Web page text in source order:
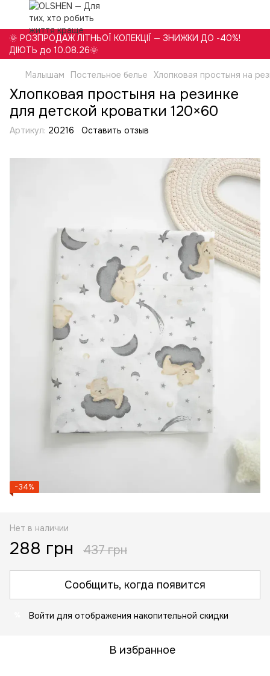
🌞 РОЗПРОДАЖ ЛІТНЬОЇ КОЛЕКЦІЇ — ЗНИЖКИ ДО -40%!
ДІЮТЬ до 10.08.26🌞
Малышам Постельное белье Хлопковая простыня на
Хлопковая простыня на резинке
для детской кроватки 120×60
Артикул: 20216 Оставить отзыв
−34%
Нет в наличии
288 грн 437 грн
Сообщить, когда появится
Войти для отображения накопительной скидки
В избранное